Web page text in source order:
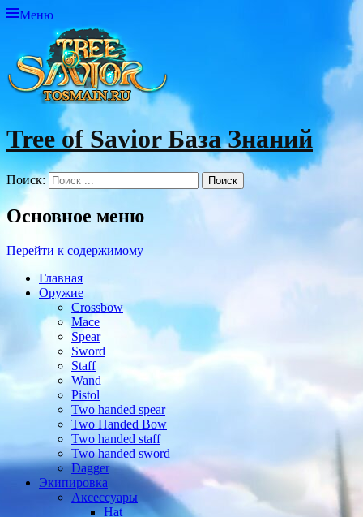
Меню
Tree of Savior База Знаний
Поиск:
Основное меню
Перейти к содержимому
Главная
Оружие
Crossbow
Mace
Spear
Sword
Staff
Wand
Pistol
Two handed spear
Two Handed Bow
Two handed staff
Two handed sword
Dagger
Экипировка
Аксессуары
Hat